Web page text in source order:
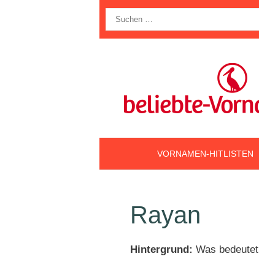
nach:
VORNAMEN-HITLISTEN
Rayan
Hintergrund: Was bedeutet